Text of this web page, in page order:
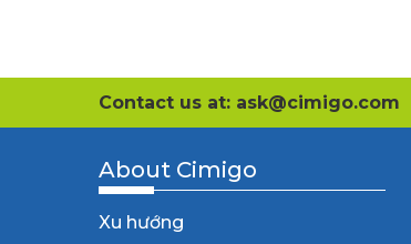
Contact us at: ask@cimigo.com
About Cimigo
Xu hướng